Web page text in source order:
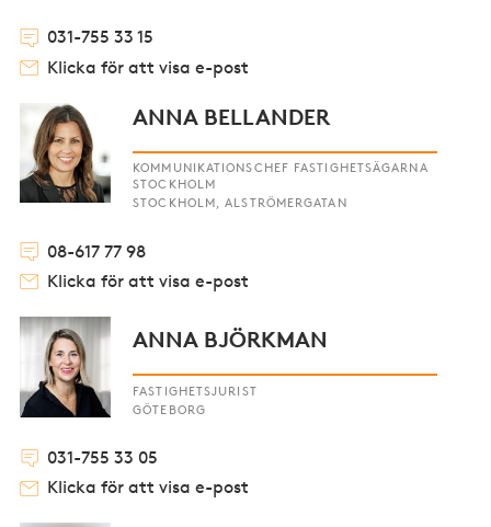
031-755 33 15
Klicka för att visa e-post
ANNA BELLANDER
KOMMUNIKATIONSCHEF FASTIGHETSÄGARNA
STOCKHOLM
STOCKHOLM, ALSTRÖMERGATAN
08-617 77 98
Klicka för att visa e-post
ANNA BJÖRKMAN
FASTIGHETSJURIST
GÖTEBORG
031-755 33 05
Klicka för att visa e-post